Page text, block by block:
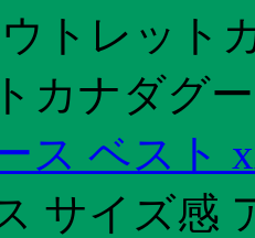
トレット
カナダグ
ス ベスト
サイズ感